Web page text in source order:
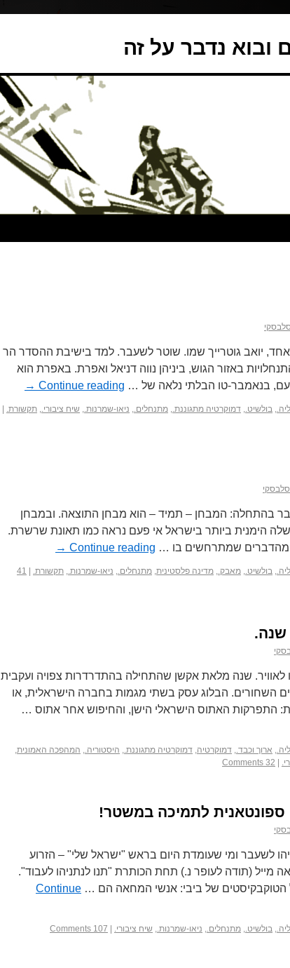
ובוא נדבר על זה
יואב גוטרייך שמו. שוטר לשעבר. למד בישיבת ההסדר הר
באזור הגוש, ביניהן נווה דניאל ואפרת. באפרת הוא
בנאמבר-טו הבלתי נלאה של … Continue reading
→
, בולשיט., דמוקרטיה מתגוננת., מתנחלים., ניאו-שמרנות., שיח ציבורי., תקשורת.
בהתחלה: המבחן – תמיד – הוא מבחן התוצאה. ובמבחן
הימנית ביותר בישראל אי פעם נראה כמו תאונת שרשרת.
מהדברים שמתרחשים בו … Continue reading
→
, בולשיט., מאבק., מדינה פלסטינית, מתנחלים., ניאו-שמרנות., תקשורת.
41
שנה.
לאוויר. שנה מלאת אקשן שהתחילה בהתדרדרות צפויה ועקבית
השחורים. הבלוג עסק בשתי מגמות בחברה הישראלית, או
התפרקות האתוס הישראלי הישן, והחיפוש אחר אתוס …
, ארוך וכבד., דמוקרטיה, דמוקרטיה מתגוננת., היסטוריה., המהפכה האמונית,
32 Comments
ספונטאנית לתמיכה במשטר!
לשעבר ומי שעומדת היום בראש "ישראל שלי" – הזרוע
מייל (תודה לעופר נ.) תחת הכותרת "תנו לנתניהו לעבוד".
של ביבי: אנשי המחאה הם … Continue
, בולשיט., מתנחלים., ניאו-שמרנות., שיח ציבורי. 107 Comments